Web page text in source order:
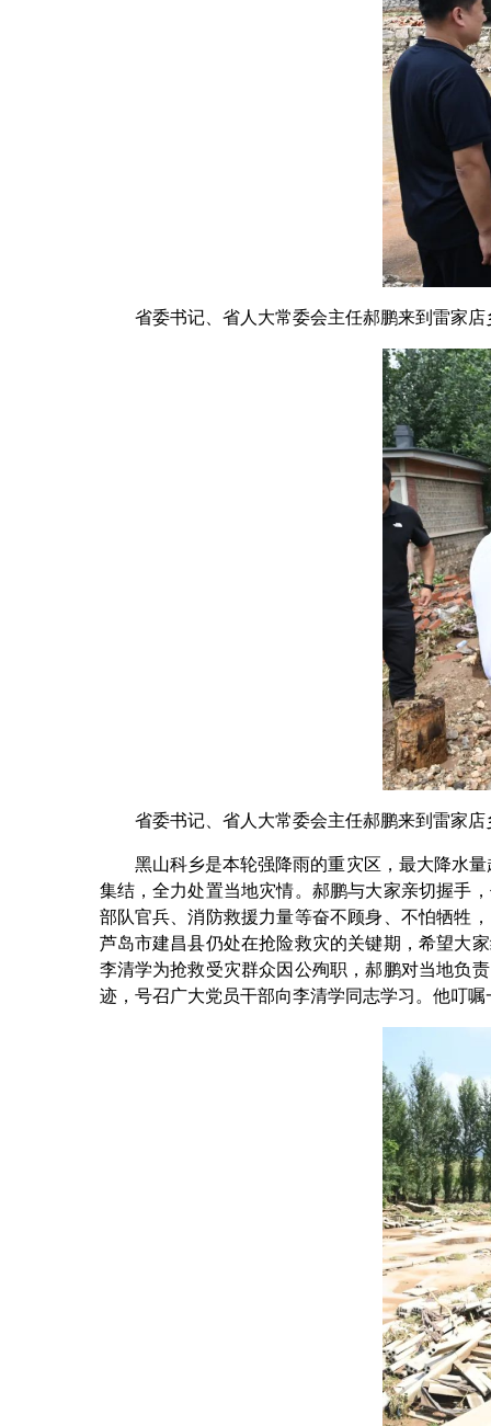
省委书记、省人大常委会主任郝鹏来到雷家店
省委书记、省人大常委会主任郝鹏来到雷家店
黑山科乡是本轮强降雨的重灾区，最大降水量
集结，全力处置当地灾情。郝鹏与大家亲切握手
部队官兵、消防救援力量等奋不顾身、不怕牺牲
芦岛市建昌县仍处在抢险救灾的关键期，希望大
李清学为抢救受灾群众因公殉职，郝鹏对当地负
迹，号召广大党员干部向李清学同志学习。他叮